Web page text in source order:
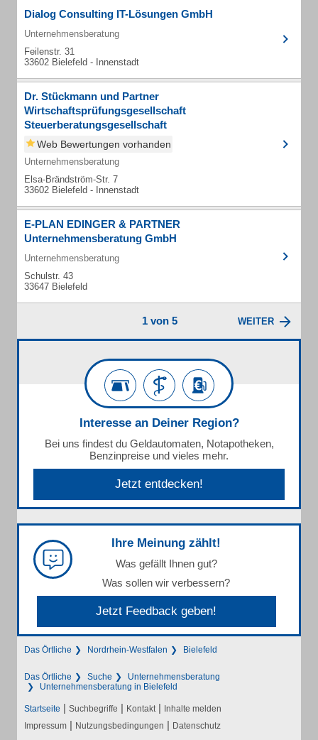
Dialog Consulting IT-Lösungen GmbH
Unternehmensberatung
Feilenstr. 31
33602 Bielefeld - Innenstadt
Dr. Stückmann und Partner
Wirtschaftsprüfungsgesellschaft
Steuerberatungsgesellschaft
Web Bewertungen vorhanden
Unternehmensberatung
Elsa-Brändström-Str. 7
33602 Bielefeld - Innenstadt
E-PLAN EDINGER & PARTNER
Unternehmensberatung GmbH
Unternehmensberatung
Schulstr. 43
33647 Bielefeld
1 von 5 WEITER
Interesse an Deiner Region?
Bei uns findest du Geldautomaten, Notapotheken,
Benzinpreise und vieles mehr.
Jetzt entdecken!
Ihre Meinung zählt!
Was gefällt Ihnen gut?
Was sollen wir verbessern?
Jetzt Feedback geben!
Das Örtliche Nordrhein-Westfalen Bielefeld
Das Örtliche Suche
Unternehmensberatung
Unternehmensberatung in Bielefeld
Startseite | Suchbegriffe | Kontakt | Inhalte melden
Impressum | Nutzungsbedingungen | Datenschutz